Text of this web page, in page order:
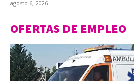
agosto 6, 2026
OFERTAS DE EMPLEO